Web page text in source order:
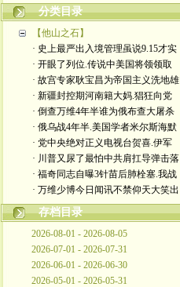
分类目录
【他山之石】
· 史上最严出入境管理虽说9.15才实
· 开眼了列位.传说中美国将领领取
· 故宫专家耿宝昌为帝国主义洗地雄
· 新疆封控期河南籍大妈.猖狂向党
· 倒查万维4年半谁为俄布查大屠杀
· 俄乌战4年半.美国学者米尔斯海默
· 党中央绝对正义电视台贺喜.伊军
· 川普又尿了最怕中共肩扛导弹击落
· 福奇同志自曝3针苗后肺栓塞.我战
· 万维少博今日闻讯不禁仰天大笑出
存档目录
2026-08-01 - 2026-08-05
2026-07-01 - 2026-07-31
2026-06-01 - 2026-06-30
2026-05-01 - 2026-05-31